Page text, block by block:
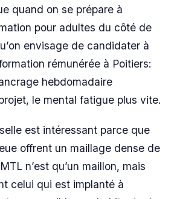
quand on se prépare à
pour adultes du côté de
envisage de candidater à
rémunérée à Poitiers:
hebdomadaire
le mental fatigue plus vite.
est intéressant parce que
offrent un maillage dense de
n’est qu’un maillon, mais
celui qui est implanté à